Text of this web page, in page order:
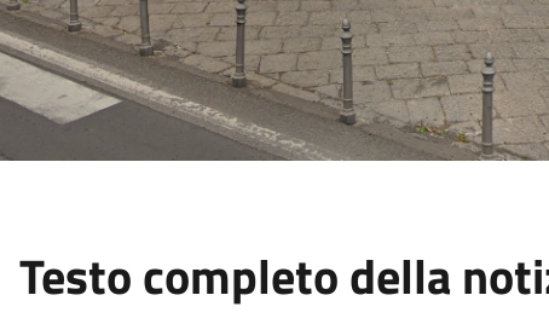
Testo completo della